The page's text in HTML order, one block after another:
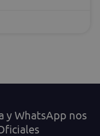
y WhatsApp nos